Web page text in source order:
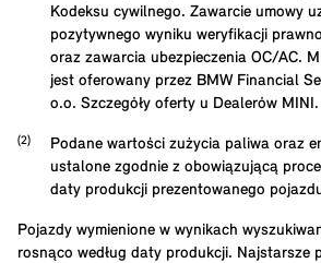
Kodeksu cywilnego. Zawarcie umowy
pozytywnego wyniku weryfikacji
oraz zawarcia ubezpieczenia OC/AC.
jest oferowany przez BMW Financial
o.o. Szczegóły oferty u Dealerów MINI.
Podane wartości zużycia paliwa oraz
ustalone zgodnie z obowiązującą
daty produkcji prezentowanego
Pojazdy wymienione w wynikach
rosnąco według daty produkcji. Najstarsze